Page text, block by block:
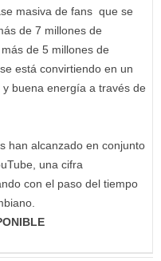
masiva de fans que se
de 7 millones de
de 5 millones de
está convirtiendo en un
buena energía a través de
han alcanzado en conjunto
una cifra
con el paso del tiempo